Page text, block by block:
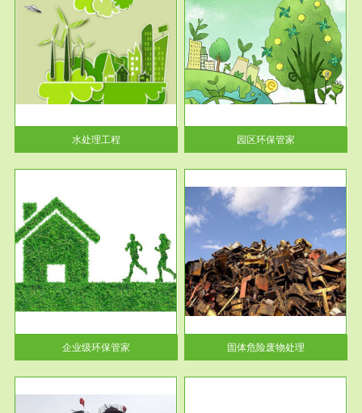
水处理工程
服务范围
园区环保管家
2016 年 4 月，环保部下发《关
于积极发挥环境保护作用促进供
给侧结...
园区环保管家
企业级环保管家
服务范围
固体危险废物处理
固体废物解释：固体废物是指人
们在生产建设、日常生活和其他
活动中...
固体危险废物处理